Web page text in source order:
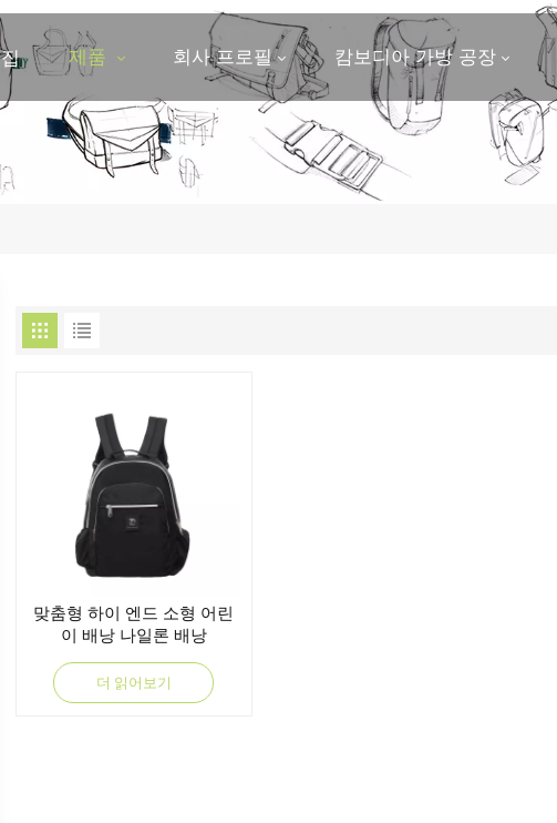
집 제품 회사 프로필 캄보디아 가방 공장
맞춤형 하이 엔드 소형 어린
이 배낭 나일론 배낭
더 읽어보기